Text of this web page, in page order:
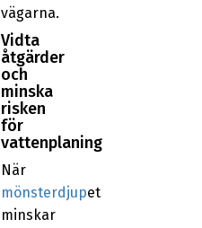
vägarna.
Vidta
åtgärder
och
minska
risken
för
vattenplaning
När
mönsterdjupet
minskar